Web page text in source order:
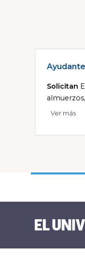
Solicitan
Ver más